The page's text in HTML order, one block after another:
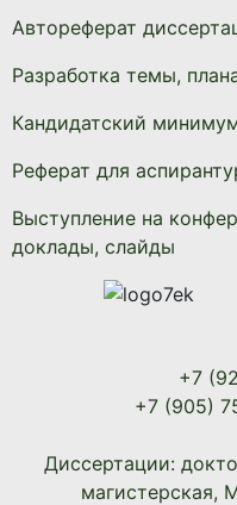
Автореферат
Разработка темы,
Кандидатский
Реферат для
Выступление на
доклады, слайды
+7
+7 (905)
Диссертации:
магистерская,